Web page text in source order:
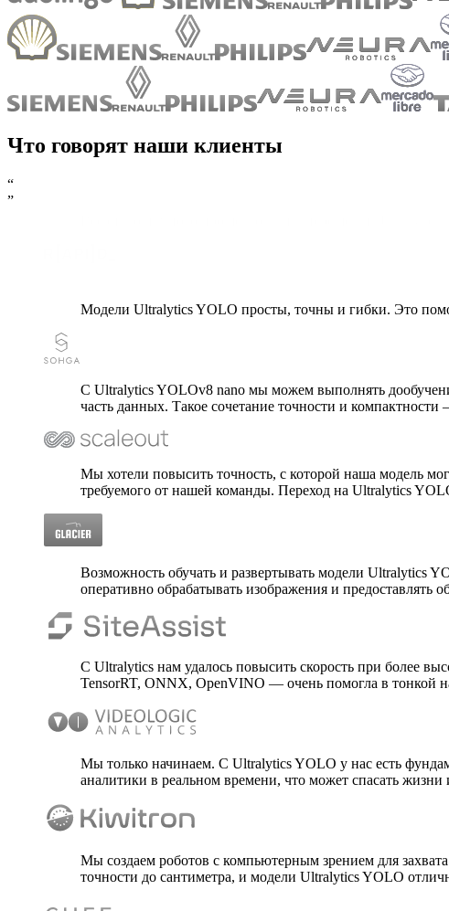
Что говорят наши клиенты
“
”
Модели Ultralytics YOLO просты, точны и гибки. Это
С Ultralytics YOLOv8 nano мы можем выполнять
часть данных. Такое сочетание точности и
Мы хотели повысить точность, с которой наша модель
требуемого от нашей команды. Переход на Ultralytics
Возможность обучать и развертывать модели Ultralytics
оперативно обрабатывать изображения и предоставлять
С Ultralytics нам удалось повысить скорость при более
TensorRT, ONNX, OpenVINO — очень помогла в тонкой
Мы только начинаем. С Ultralytics YOLO у нас есть
аналитики в реальном времени, что может спасать
Мы создаем роботов с компьютерным зрением для
точности до сантиметра, и модели Ultralytics YOLO